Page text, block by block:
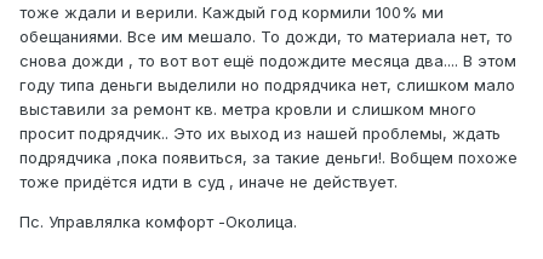
тоже ждали и верили. Каждый год кормили 100% ми
обещаниями. Все им мешало. То дожди, то материала нет, то
снова дожди , то вот вот ещё подождите месяца два.... В этом
году типа деньги выделили но подрядчика нет, слишком мало
выставили за ремонт кв. метра кровли и слишком много
просит подрядчик.. Это их выход из нашей проблемы, ждать
подрядчика ,пока появиться, за такие деньги!. Вобщем похоже
тоже придётся идти в суд , иначе не действует.
Пс. Управлялка комфорт -Околица.